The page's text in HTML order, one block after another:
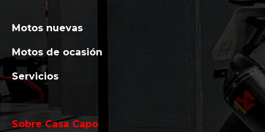
Motos nuevas
Motos de ocasión
Servicios
Sobre Casa Capo